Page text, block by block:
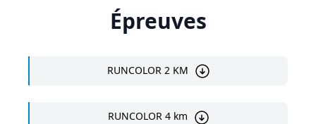
Épreuves
RUNCOLOR 2 KM
RUNCOLOR 4 km